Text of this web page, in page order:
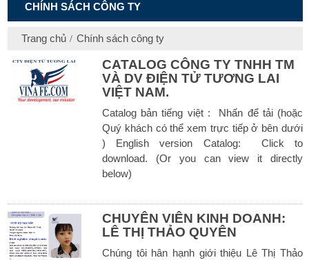
CHÍNH SÁCH CÔNG TY
Trang chủ Chính sách công ty
CATALOG CÔNG TY TNHH TM
VÀ DV ĐIỆN TỬ TƯƠNG LAI
VIỆT NAM.
Catalog bản tiếng việt : Nhấn để tải (hoặc
Quý khách có thể xem trực tiếp ở bên dưới
) English version Catalog: Click to
download. (Or you can view it directly
below)
CHUYÊN VIÊN KINH DOANH:
LÊ THỊ THẢO QUYÊN
Chúng tôi hân hạnh giới thiệu Lê Thị Thảo